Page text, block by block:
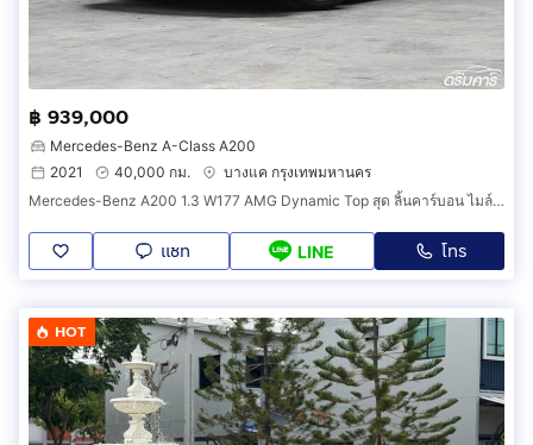
฿ 939,000
Mercedes-Benz A-Class A200
2021
40,000 กม.
บางแค กรุงเทพมหานคร
Mercedes-Benz A200 1.3 W177 AMG Dynamic Top สุด ลิ้นคาร์บอน ไมล์ 4 หมื่น ปี 2021 รหัสสินค้า HHDE
แชท LINE โทร
HOT